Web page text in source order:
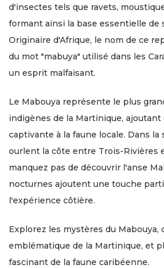
d'insectes tels que ravets,
formant ainsi la base essentielle de
Originaire d'Afrique, le nom de ce
du mot "mabuya" utilisé dans les
un esprit malfaisant.
Le Mabouya représente le plus
indigènes de la Martinique,
captivante à la faune locale. Dans la
ourlent la côte entre Trois-Rivières
manquez pas de découvrir l'anse
nocturnes ajoutent une touche
l'expérience côtière.
Explorez les mystères du Mabouya,
emblématique de la Martinique, et
fascinant de la faune caribéenne.